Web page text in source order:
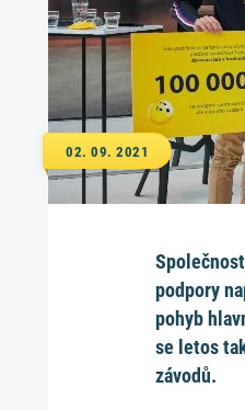
02. 09. 2021
podpory
pohyb
se letos
závodů.